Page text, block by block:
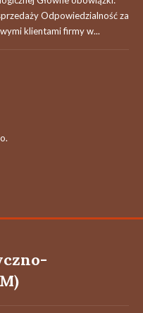
Odpowiedzialność za
klientami firmy w...